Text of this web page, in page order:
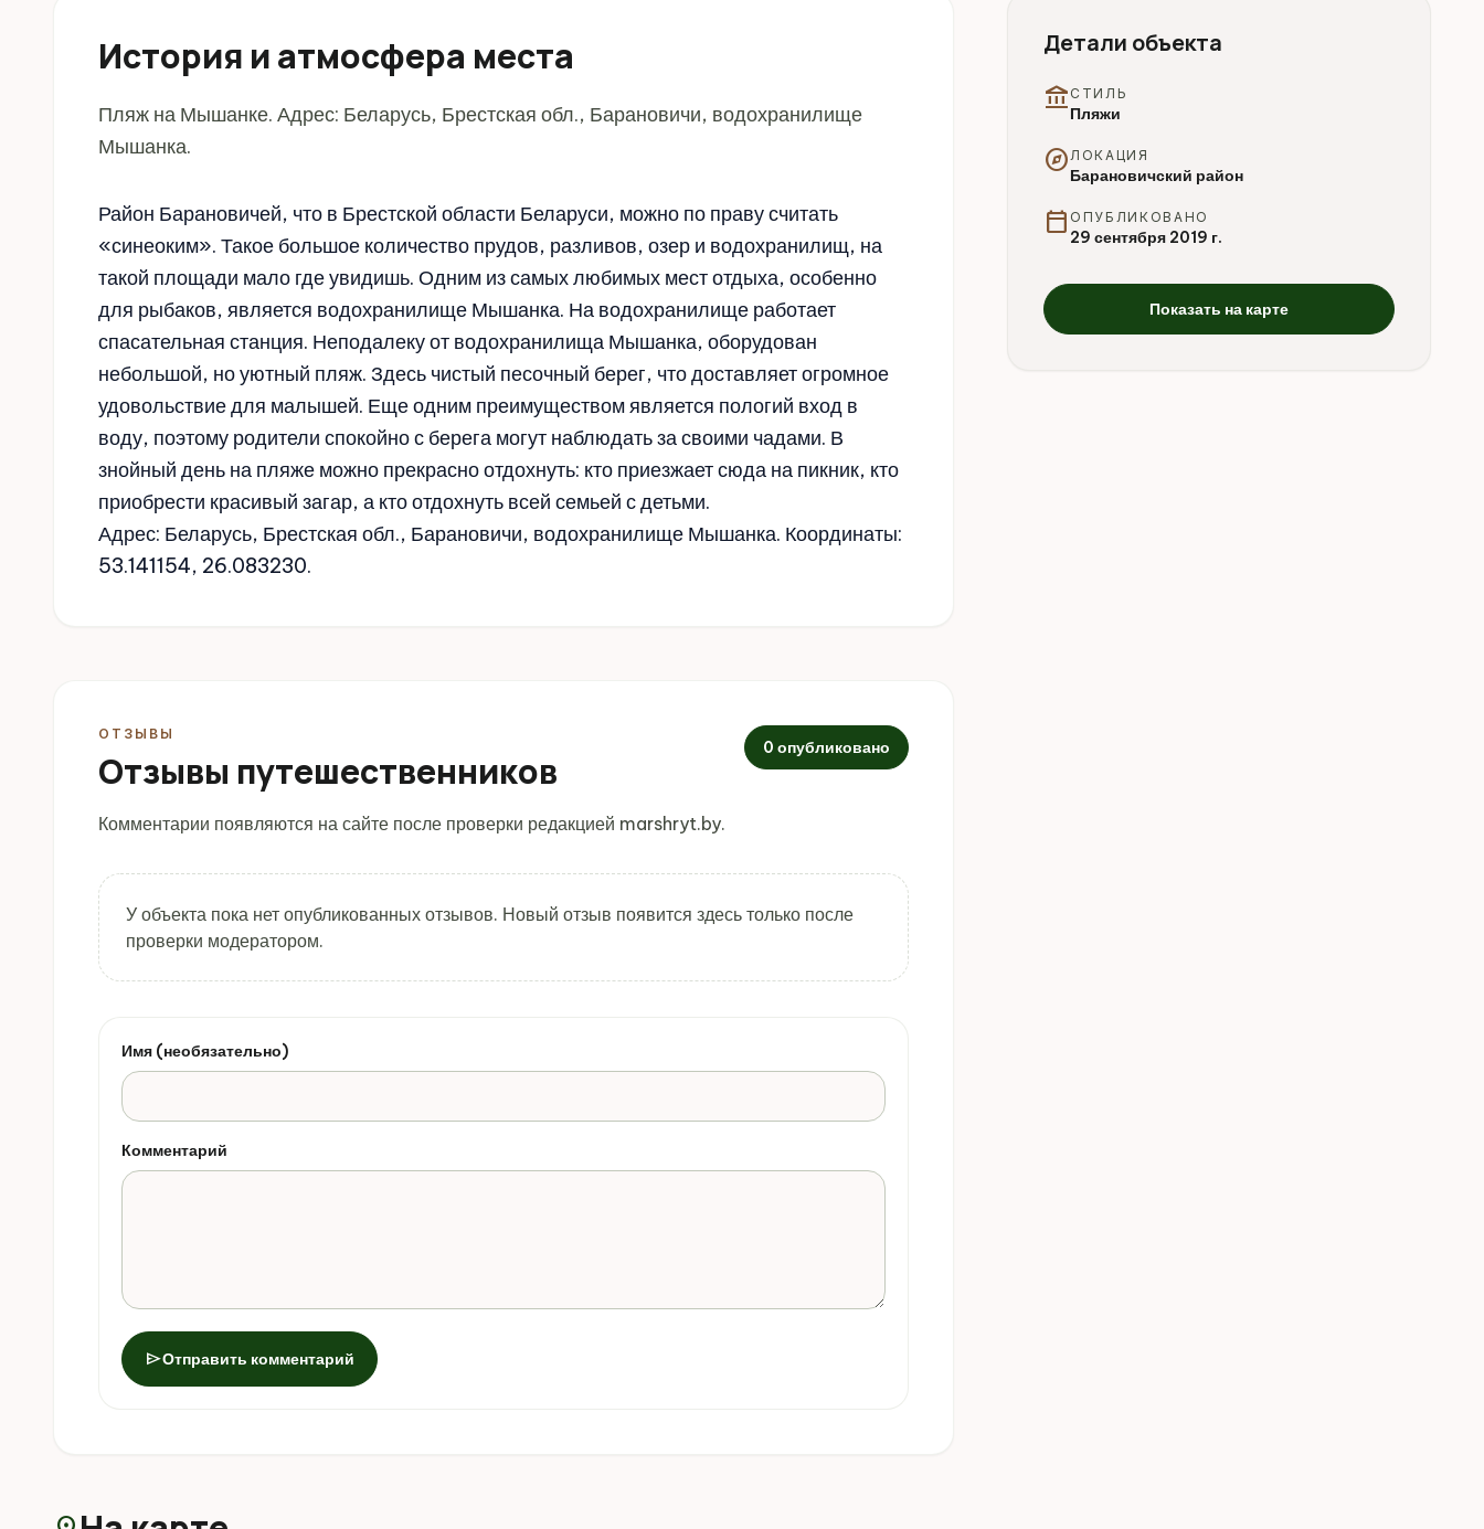
История и атмосфера места
Пляж на Мышанке. Адрес: Беларусь, Брестская обл., Барановичи, водохранилище
Мышанка.
Район Барановичей, что в Брестской области Беларуси, можно по праву считать
«синеоким». Такое большое количество прудов, разливов, озер и водохранилищ, на
такой площади мало где увидишь. Одним из самых любимых мест отдыха, особенно
для рыбаков, является водохранилище Мышанка. На водохранилище работает
спасательная станция. Неподалеку от водохранилища Мышанка, оборудован
небольшой, но уютный пляж. Здесь чистый песочный берег, что доставляет огромное
удовольствие для малышей. Еще одним преимуществом является пологий вход в
воду, поэтому родители спокойно с берега могут наблюдать за своими чадами. В
знойный день на пляже можно прекрасно отдохнуть: кто приезжает сюда на пикник, кто
приобрести красивый загар, а кто отдохнуть всей семьей с детьми.
Адрес: Беларусь, Брестская обл., Барановичи, водохранилище Мышанка. Координаты:
53.141154, 26.083230.
ОТЗЫВЫ
Отзывы путешественников
0 опубликовано
Комментарии появляются на сайте после проверки редакцией marshryt.by.
У объекта пока нет опубликованных отзывов. Новый отзыв появится здесь только после
проверки модератором.
Имя (необязательно)
Комментарий
sendОтправить комментарий
Детали объекта
account_balance СТИЛЬ
Пляжи
explore ЛОКАЦИЯ
Барановичский район
calendar_today ОПУБЛИКОВАНО
29 сентября 2019 г.
Показать на карте